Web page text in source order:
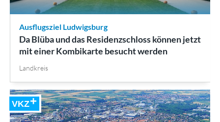
Ausflugsziel Ludwigsburg
Da Blüba und das Residenzschloss können jetzt
mit einer Kombikarte besucht werden
Landkreis
VKZ